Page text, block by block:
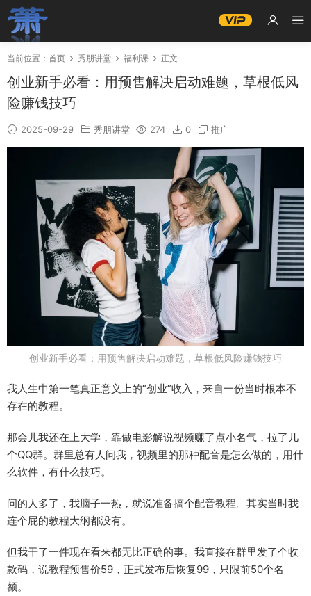
当前位置： 首页 秀朋讲堂 福利课 正文
创业新手必看：用预售解决启动难题，草根低风
险赚钱技巧
2025-09-29 秀朋讲堂 274 0 推广
创业新手必看：用预售解决启动难题，草根低风险赚钱技巧
我人生中第一笔真正意义上的“创业”收入，来自一份当时根本不
存在的教程。
那会儿我还在上大学，靠做电影解说视频赚了点小名气，拉了几
个QQ群。群里总有人问我，视频里的那种配音是怎么做的，用什
么软件，有什么技巧。
问的人多了，我脑子一热，就说准备搞个配音教程。其实当时我
连个屁的教程大纲都没有。
但我干了一件现在看来都无比正确的事。我直接在群里发了个收
款码，说教程预售价59，正式发布后恢复99，只限前50个名
额。